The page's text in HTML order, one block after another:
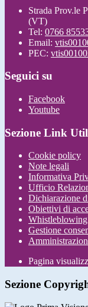
Strada Prov.le
(VT)
Tel: 0766
Email:
PEC:
Seguici su
Facebook
Youtube
Sezione Link
Cookie policy
Note legali
Informativa
Ufficio
Dichiarazione
Obiettivi di
Whistleblowing
Gestione
Pagina
Sezione